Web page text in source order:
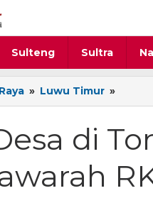
Sulteng Sultra
» Luwu Timur »
Desa
Timur
Gelar
di